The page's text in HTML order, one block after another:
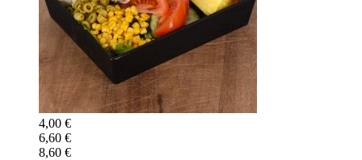
4,00 €
6,60 €
8,60 €